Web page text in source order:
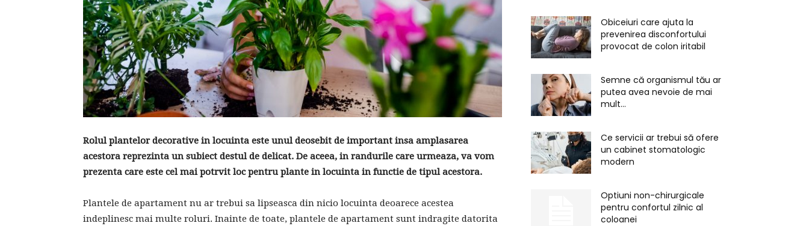
Rolul plantelor decorative in locuinta este unul deosebit de important insa amplasarea
acestora reprezinta un subiect destul de delicat. De aceea, in randurile care urmeaza, va vom
prezenta care este cel mai potrvit loc pentru plante in locuinta in functie de tipul acestora.
Plantele de apartament nu ar trebui sa lipseasca din nicio locuinta deoarece acestea
indeplinesc mai multe roluri. Inainte de toate, plantele de apartament sunt indragite datorita
Obiceiuri care ajuta la
prevenirea disconfortului
provocat de colon iritabil
Semne că organismul tău ar
putea avea nevoie de mai
mult...
Ce servicii ar trebui să ofere
un cabinet stomatologic
modern
Optiuni non-chirurgicale
pentru confortul zilnic al
coloanei